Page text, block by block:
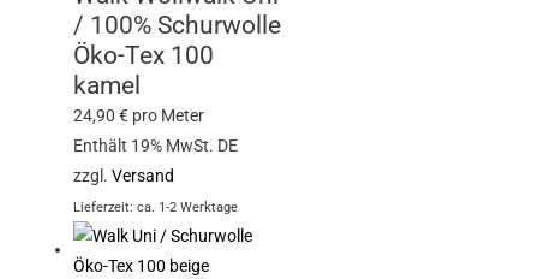
/ 100% Schurwolle
Öko-Tex 100
kamel
24,90€ pro Meter
Enthält 19% MwSt. DE
zzgl.Versand
Lieferzeit: ca. 1-2 Werktage